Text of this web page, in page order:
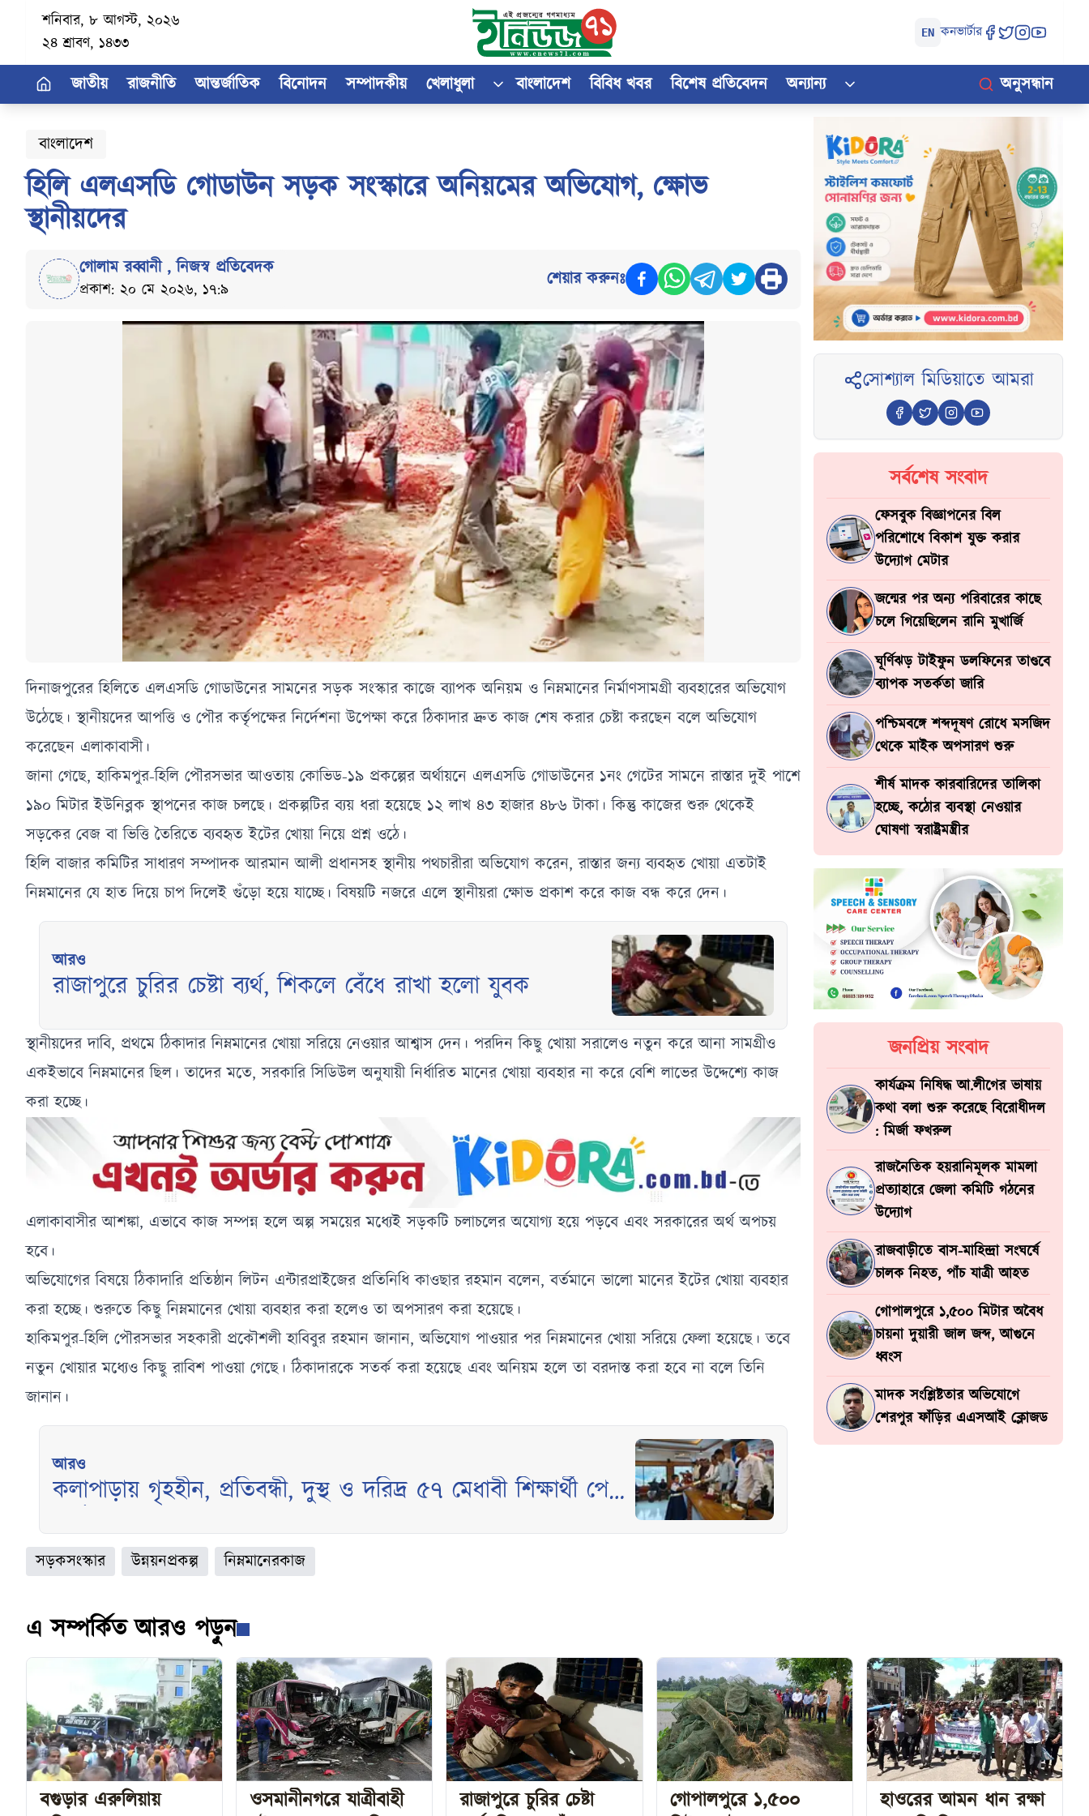
শনিবার, ৮ আগস্ট, ২০২৬
২৪ শ্রাবণ, ১৪৩৩
EN কনভার্টার
জাতীয় রাজনীতি আন্তর্জাতিক বিনোদন সম্পাদকীয় খেলাধুলা বাংলাদেশ বিবিধ খবর বিশেষ প্রতিবেদন অন্যান্য অনুসন্ধান
বাংলাদেশ
হিলি এলএসডি গোডাউন সড়ক সংস্কারে অনিয়মের অভিযোগ, ক্ষোভ
স্থানীয়দের
গোলাম রব্বানী ,নিজস্ব প্রতিবেদক
প্রকাশ: ২০ মে ২০২৬, ১৭:৯ শেয়ার করুনঃ
দিনাজপুরের হিলিতে এলএসডি গোডাউনের সামনের সড়ক সংস্কার কাজে ব্যাপক অনিয়ম ও নিম্নমানের নির্মাণসামগ্রী ব্যবহারের অভিযোগ
উঠেছে। স্থানীয়দের আপত্তি ও পৌর কর্তৃপক্ষের নির্দেশনা উপেক্ষা করে ঠিকাদার দ্রুত কাজ শেষ করার চেষ্টা করছেন বলে অভিযোগ
করেছেন এলাকাবাসী।
জানা গেছে, হাকিমপুর-হিলি পৌরসভার আওতায় কোভিড-১৯ প্রকল্পের অর্থায়নে এলএসডি গোডাউনের ১নং গেটের সামনে রাস্তার দুই পাশে
১৯০ মিটার ইউনিব্লক স্থাপনের কাজ চলছে। প্রকল্পটির ব্যয় ধরা হয়েছে ১২ লাখ ৪৩ হাজার ৪৮৬ টাকা। কিন্তু কাজের শুরু থেকেই
সড়কের বেজ বা ভিত্তি তৈরিতে ব্যবহৃত ইটের খোয়া নিয়ে প্রশ্ন ওঠে।
হিলি বাজার কমিটির সাধারণ সম্পাদক আরমান আলী প্রধানসহ স্থানীয় পথচারীরা অভিযোগ করেন, রাস্তার জন্য ব্যবহৃত খোয়া এতটাই
নিম্নমানের যে হাত দিয়ে চাপ দিলেই গুঁড়ো হয়ে যাচ্ছে। বিষয়টি নজরে এলে স্থানীয়রা ক্ষোভ প্রকাশ করে কাজ বন্ধ করে দেন।
আরও
রাজাপুরে চুরির চেষ্টা ব্যর্থ, শিকলে বেঁধে রাখা হলো যুবক
স্থানীয়দের দাবি, প্রথমে ঠিকাদার নিম্নমানের খোয়া সরিয়ে নেওয়ার আশ্বাস দেন। পরদিন কিছু খোয়া সরালেও নতুন করে আনা সামগ্রীও
একইভাবে নিম্নমানের ছিল। তাদের মতে, সরকারি সিডিউল অনুযায়ী নির্ধারিত মানের খোয়া ব্যবহার না করে বেশি লাভের উদ্দেশ্যে কাজ
করা হচ্ছে।
এলাকাবাসীর আশঙ্কা, এভাবে কাজ সম্পন্ন হলে অল্প সময়ের মধ্যেই সড়কটি চলাচলের অযোগ্য হয়ে পড়বে এবং সরকারের অর্থ অপচয়
হবে।
অভিযোগের বিষয়ে ঠিকাদারি প্রতিষ্ঠান লিটন এন্টারপ্রাইজের প্রতিনিধি কাওছার রহমান বলেন, বর্তমানে ভালো মানের ইটের খোয়া ব্যবহার
করা হচ্ছে। শুরুতে কিছু নিম্নমানের খোয়া ব্যবহার করা হলেও তা অপসারণ করা হয়েছে।
হাকিমপুর-হিলি পৌরসভার সহকারী প্রকৌশলী হাবিবুর রহমান জানান, অভিযোগ পাওয়ার পর নিম্নমানের খোয়া সরিয়ে ফেলা হয়েছে। তবে
নতুন খোয়ার মধ্যেও কিছু রাবিশ পাওয়া গেছে। ঠিকাদারকে সতর্ক করা হয়েছে এবং অনিয়ম হলে তা বরদাস্ত করা হবে না বলে তিনি
জানান।
আরও
কলাপাড়ায় গৃহহীন, প্রতিবন্ধী, দুস্থ ও দরিদ্র ৫৭ মেধাবী শিক্ষার্থী পেল
সড়কসংস্কার উন্নয়নপ্রকল্প নিম্নমানেরকাজ
সোশ্যাল মিডিয়াতে আমরা
সর্বশেষ সংবাদ
ফেসবুক বিজ্ঞাপনের বিল
পরিশোধে বিকাশ যুক্ত করার
উদ্যোগ মেটার
জন্মের পর অন্য পরিবারের কাছে
চলে গিয়েছিলেন রানি মুখার্জি
ঘূর্ণিঝড় টাইফুন ডলফিনের তাণ্ডবে
ব্যাপক সতর্কতা জারি
পশ্চিমবঙ্গে শব্দদূষণ রোধে মসজিদ
থেকে মাইক অপসারণ শুরু
শীর্ষ মাদক কারবারিদের তালিকা
হচ্ছে, কঠোর ব্যবস্থা নেওয়ার
ঘোষণা স্বরাষ্ট্রমন্ত্রীর
জনপ্রিয় সংবাদ
কার্যক্রম নিষিদ্ধ আ.লীগের ভাষায়
কথা বলা শুরু করেছে বিরোধীদল
: মির্জা ফখরুল
রাজনৈতিক হয়রানিমূলক মামলা
প্রত্যাহারে জেলা কমিটি গঠনের
উদ্যোগ
রাজবাড়ীতে বাস-মাহিন্দ্রা সংঘর্ষে
চালক নিহত, পাঁচ যাত্রী আহত
গোপালপুরে ১,৫০০ মিটার অবৈধ
চায়না দুয়ারী জাল জব্দ, আগুনে
ধ্বংস
মাদক সংশ্লিষ্টতার অভিযোগে
শেরপুর ফাঁড়ির এএসআই ক্লোজড
এ সম্পর্কিত আরও পড়ুন
বগুড়ার এরুলিয়ায়
ওসমানীনগরে যাত্রীবাহী
রাজাপুরে চুরির চেষ্টা
গোপালপুরে ১,৫০০
হাওরের আমন ধান রক্ষা